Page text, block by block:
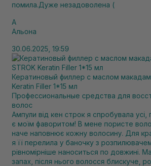
помила.Дуже незадоволена (
А
Альона
30.06.2025, 19:59
Кератиновый филлер с маслом
Keratin Filler 1*15 мл
Профессиональные средства для
волос
Ампули від кен строк я спробувала усі,
є моїм фаворитом! В мене пористе
наче наповнює кожну волосину. Для
я її перелила у баночку з
рівномірніше наноситься по довжині.
запах, після нього волосся блискуче,